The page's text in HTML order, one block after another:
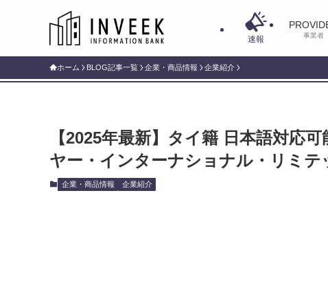
速報 事業者
ホーム BLOG記事一覧 企業・商品情報 企業紹介
【2025年最新】タイ籍 日本語対応
ヤー・インターナショナル・リミ
企業・商品情報 企業紹介